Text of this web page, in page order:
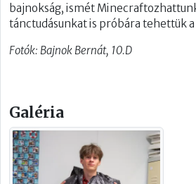
bajnokság, ismét
tánctudásunkat is próbára tehettük a
Fotók: Bajnok Bernát, 10.D
Galéria